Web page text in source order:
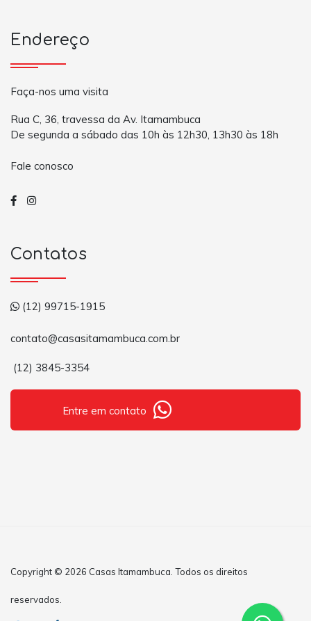
Endereço
Faça-nos uma visita
Rua C, 36, travessa da Av. Itamambuca
De segunda a sábado das 10h às 12h30, 13h30 às 18h
Fale conosco
Contatos
(12) 99715-1915
contato@casasitamambuca.com.br
(12) 3845-3354
Entre em contato
Copyright © 2026 Casas Itamambuca. Todos os direitos
reservados.